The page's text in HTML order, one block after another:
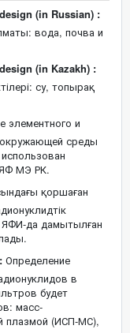
(in Russian) :
вода, почва и
(in Kazakh) :
су, топырақ
элементного и
среды
МЭ РК.
қоршаған
да дамытылған
Определение
в
будет
масс-
плазмой (ИСП-МС),